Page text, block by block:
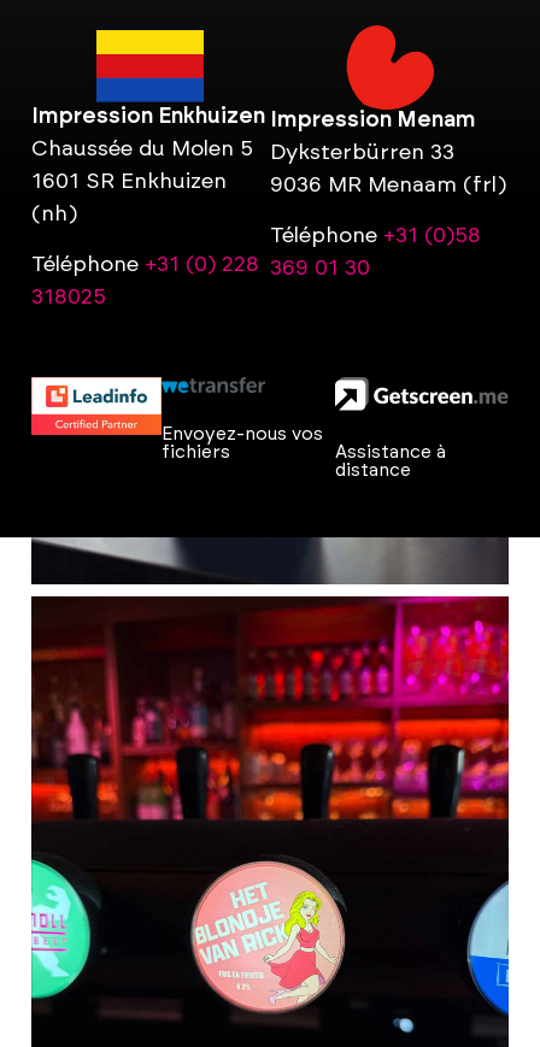
Impression Enkhuizen
Chaussée du Molen 5
1601 SR Enkhuizen
(nh)
Téléphone +31 (0) 228
318025
Impression Menam
Dyksterbürren 33
9036 MR Menaam (frl)
Téléphone +31 (0)58
369 01 30
Envoyez-nous vos
fichiers
Assistance à
distance